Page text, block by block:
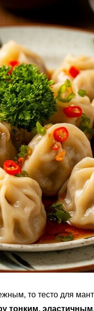
то тесто для
тонким,